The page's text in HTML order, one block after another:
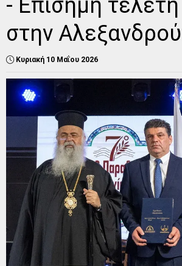
- Επίσημη
στην
Κυριακή 10 Μαΐου 2026